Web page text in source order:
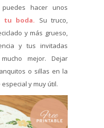
hacer unos
tu boda. Su truco,
y más grueso,
y tus invitadas
mejor. Dejar
o sillas en la
y muy útil.